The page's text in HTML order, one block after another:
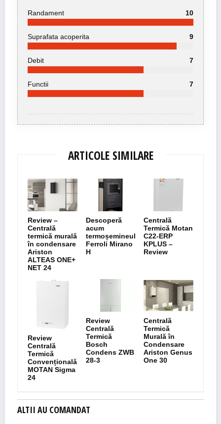
Randament 10
Suprafata acoperita 9
Debit 7
Functii 7
ARTICOLE SIMILARE
Review –
Centrală
termică murală
în condensare
Ariston
ALTEAS ONE+
NET 24
Descoperă
acum
termoșemineul
Ferroli Mirano
H
Centrală
Termică Motan
C22-ERP
KPLUS –
Review
Review
Centrală
Termică
Convențională
MOTAN Sigma
24
Review
Centrală
Termică
Bosch
Condens ZWB
28-3
Centrală
Termică
Murală în
Condensare
Ariston Genus
One 30
ALTII AU COMANDAT